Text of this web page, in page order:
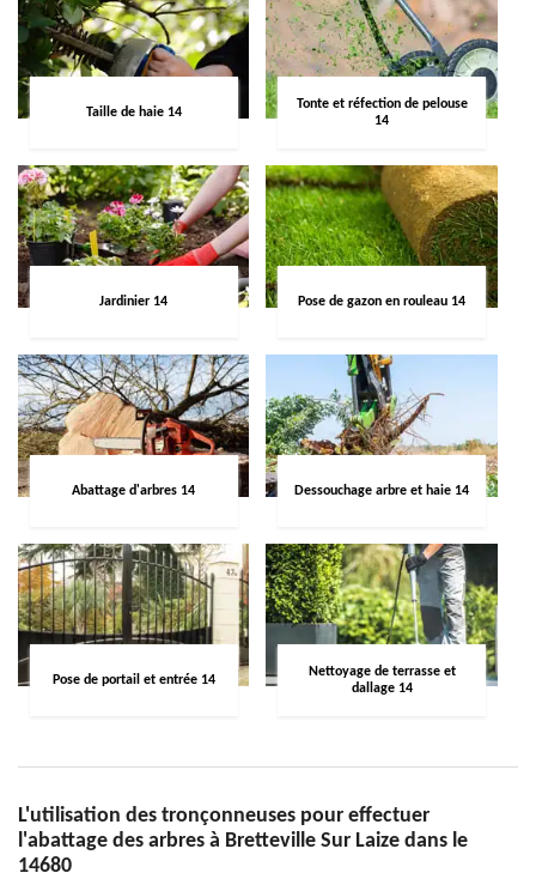
Taille de haie 14
Tonte et réfection de pelouse
14
Jardinier 14 Pose de gazon en rouleau 14
Abattage d'arbres 14 Dessouchage arbre et haie 14
Pose de portail et entrée 14
Nettoyage de terrasse et
dallage 14
L'utilisation des tronçonneuses pour effectuer
l'abattage des arbres à Bretteville Sur Laize dans le
14680